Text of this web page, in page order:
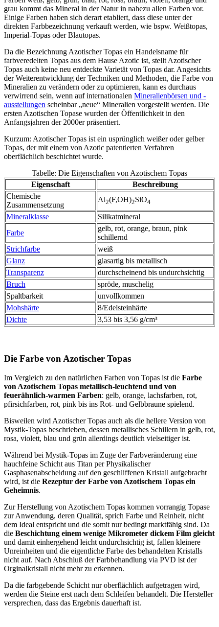
grau kommt das Mineral in der Natur in nahezu allen Farben vor.
Einige Farben haben sich derart etabliert, dass diese unter der
direkten Farbbezeichnung verkauft werden, wie bspw. Weißtopas,
Imperial-Topas oder Blautopas.
Da die Bezeichnung Azotischer Topas ein Handelsname für
farbveredelten Topas aus dem Hause Azotic ist, stellt Azotischer
Topas auch keine neu entdeckte Varietät von Topas dar. Angesichts
der Weiterentwicklung der Techniken und Methoden, die Farbe von
Mineralien zu verändern oder zu optimieren, kann es durchaus
verwirrend sein, wenn auf internationalen Mineralienbörsen und -
ausstellungen scheinbar „neue“ Mineralien vorgestellt werden. Die
ersten Azotischen Topase wurden der Öffentlichkeit in den
Anfangsjahren der 2000er präsentiert.
Kurzum: Azotischer Topas ist ein usprünglich weißer oder gelber
Topas, der mit einem von Azotic patentierten Verfahren
oberflächlich beschichtet wurde.
Tabelle: Die Eigenschaften von Azotischem Topas
Eigenschaft
Beschreibung
Chemische
Zusammensetzung
Al2(F,OH)2SiO4
Mineralklasse
Silikatmineral
Farbe
gelb, rot, orange, braun, pink
schillernd
Strichfarbe
weiß
Glanz
glasartig bis metallisch
Transparenz
durchscheinend bis undurchsichtig
Bruch
spröde, muschelig
Spaltbarkeit
unvollkommen
Mohshärte
8/Edelsteinhärte
Dichte
3,53 bis 3,56 g/cm³
Die Farbe von Azotischer Topas
Im Vergleich zu den natürlichen Farben von Topas ist die Farbe
von Azotischem Topas metallisch-leuchtend und von
feuerähnlich-warmen Farben: gelb, orange, lachsfarben, rot,
pfirsichfarben, rot, pink bis ins Rot- und Gelbbraune spielend.
Bisweilen wird Azotischer Topas auch als die hellere Version von
Mystik-Topas beschrieben, dessen metallisches Schillern in gelb, rot,
rosa, violett, blau und grün allerdings deutlich vielseitiger ist.
Während bei Mystik-Topas im Zuge der Farbveränderung eine
hauchfeine Schicht aus Titan per Physikalischer
Gasphasenabscheidung auf den geschliffenen Kristall aufgebracht
wird, ist die Rezeptur der Farbe von Azotischem Topas ein
Geheimnis.
Zur Herstellung von Azotischem Topas kommen vorrangig Topase
zur Anwendung, deren Qualität, sprich Farbe und Reinheit, nicht
dem Ideal entspricht und die somit nur bedingt marktfähig sind. Da
die Beschichtung einem wenige Mikrometer dickem Film gleicht
und damit einhergehend leicht undurchsichtig ist, fallen kleinere
Unreinheiten und die eigentliche Farbe des behandelten Kristalls
nicht auf. Nach Abschluß der Farbbehandlung via PVD ist der
Orginalkristall nicht mehr zu erkennen.
Da die farbgebende Schicht nur oberflächlich aufgetragen wird,
werden die Steine erst nach dem Schleifen behandelt. Die Hersteller
versprechen, dass das Ergebnis dauerhaft ist.